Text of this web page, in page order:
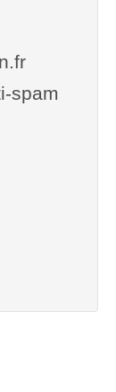
spam